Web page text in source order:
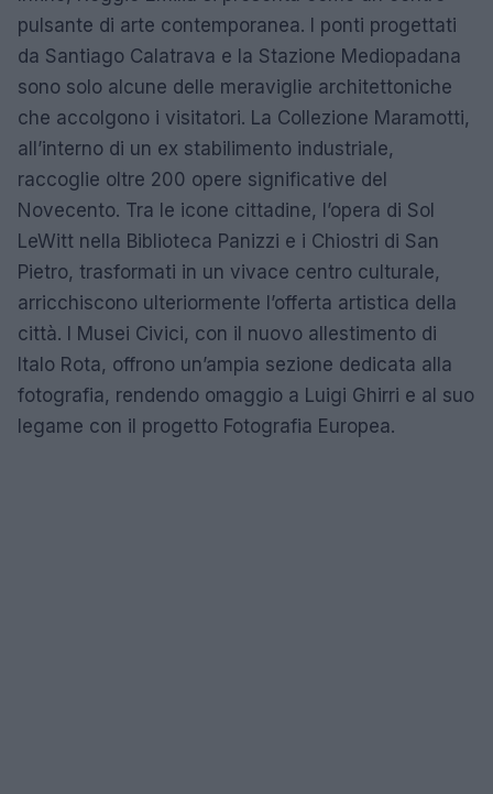
pulsante di arte contemporanea. I ponti progettati
da Santiago Calatrava e la Stazione Mediopadana
sono solo alcune delle meraviglie architettoniche
che accolgono i visitatori. La Collezione Maramotti,
all’interno di un ex stabilimento industriale,
raccoglie oltre 200 opere significative del
Novecento. Tra le icone cittadine, l’opera di Sol
LeWitt nella Biblioteca Panizzi e i Chiostri di San
Pietro, trasformati in un vivace centro culturale,
arricchiscono ulteriormente l’offerta artistica della
città. I Musei Civici, con il nuovo allestimento di
Italo Rota, offrono un’ampia sezione dedicata alla
fotografia, rendendo omaggio a Luigi Ghirri e al suo
legame con il progetto Fotografia Europea.